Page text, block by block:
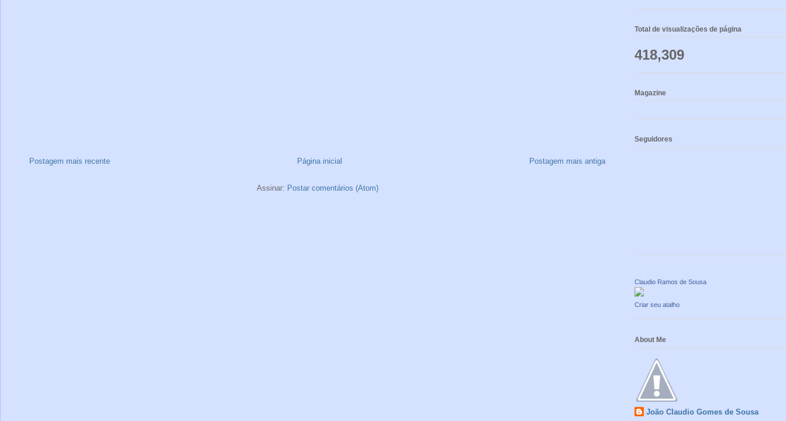
Postagem mais recente Postagem mais antiga
Página inicial
Assinar: Postar comentários (Atom)
Total de visualizações de página
418,309
Magazine
Seguidores
Claudio Ramos de Sousa
Criar seu atalho
About Me
João Claudio Gomes de Sousa